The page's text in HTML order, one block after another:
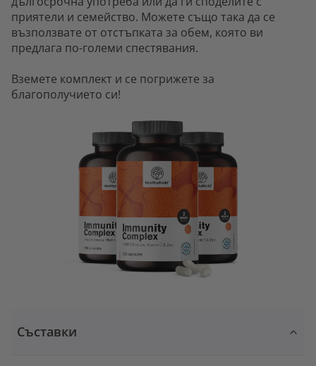
приятели и семейство. Можете също така да се
възползвате от отстъпката за обем, която ви
предлага по-големи спестявания.
Вземете комплект и се погрижете за
благополучието си!
Съставки